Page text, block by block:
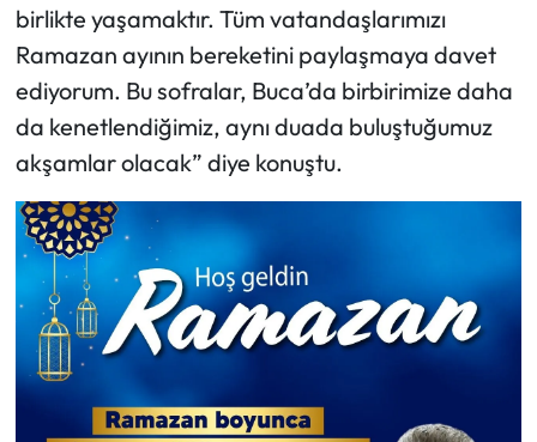
birlikte yaşamaktır. Tüm vatandaşlarımızı
Ramazan ayının bereketini paylaşmaya davet
ediyorum. Bu sofralar, Buca’da birbirimize daha
da kenetlendiğimiz, aynı duada buluştuğumuz
akşamlar olacak” diye konuştu.